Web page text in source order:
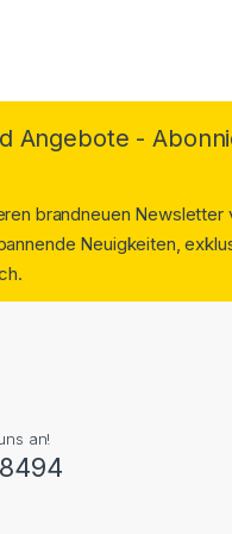
Angebote -
brandneuen
Neuigkeiten,
an!